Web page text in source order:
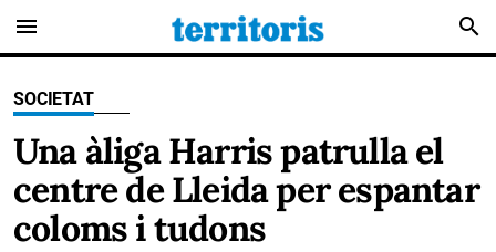
menu search
SOCIETAT
Una àliga Harris patrulla el
centre de Lleida per espantar
coloms i tudons